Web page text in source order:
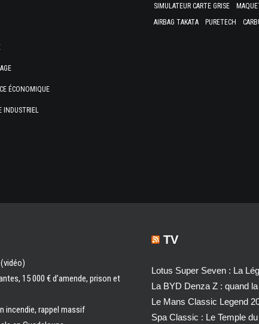
ÉCONOMIQUE
INDUSTRIEL
SIMULATEUR CARTE GRISE
AIRBAG TAKATA
PURETECH
15 000 € d’amende, prison et
incendie, rappel massif
TV
Lotus Super Seven : La
La BYD Denza Z : quand
Le Mans Classic Legend
Spa Classic : Le Temple